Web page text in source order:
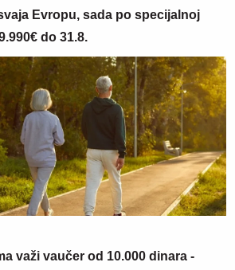
Evropu, sada po specijalnoj
do 31.8.
važi vaučer od 10.000 dinara -